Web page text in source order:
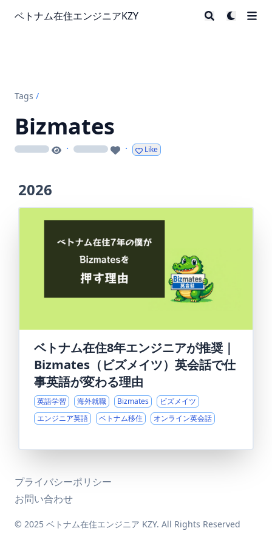
ベトナム在住エンジニアKZY
Tags /
Bizmates
loading · loading · Like
2026
ベトナム在住8年エンジニアが推奨｜
Bizmates（ビズメイツ）英会話で仕
事英語が変わる理由
英語学習 海外就職 Bizmates
ビズメイツ
エンジニア英語
ベトナム移住 オンライン英会話
プライバシーポリシー
お問い合わせ
© 2025 ベトナム在住エンジニア KZY. All Rights Reserved